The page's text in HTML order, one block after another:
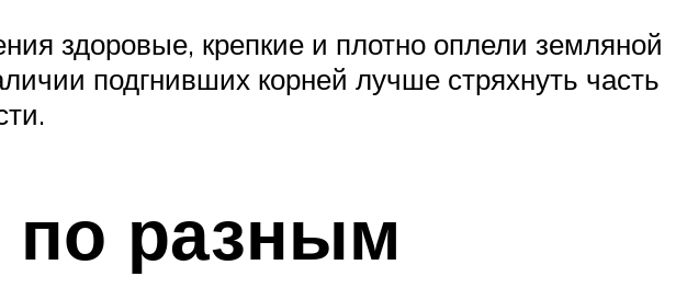
здоровые, крепкие и плотно оплели земляной
подгнивших корней лучше стряхнуть часть
по разным